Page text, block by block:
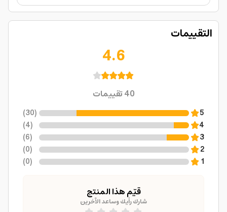
التقييمات
4.6
40تقييمات
5
(
30
)
4
(
4
)
3
(
6
)
2
(
0
)
1
(
0
)
قيّم هذا المنتج
شارك رأيك وساعد الآخرين